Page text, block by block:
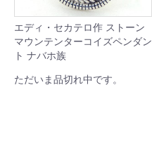
エディ・セカテロ作 ストーン
マウンテンターコイズペンダン
ト ナバホ族
ただいま品切れ中です。